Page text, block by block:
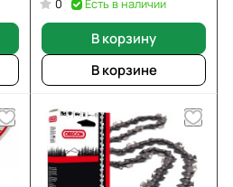
0 Есть в наличии
В корзину
В корзине